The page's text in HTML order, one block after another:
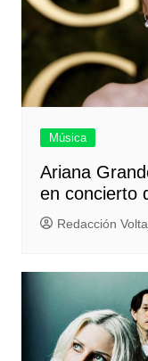
Música
Ariana
en concierto
Redacción